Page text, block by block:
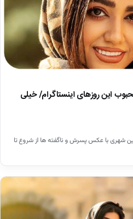
این روزهای اینستاگرام/ خیلی
شهری با عکس پسرش و ناگفته ها از شروع تا